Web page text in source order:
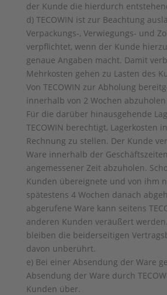
der Kunde die hierdurch
d) TECOWIN ist zur Beachtung
Verpackungs-, Verwiegungs- und
verpflichtet, wenn der Kunde
genaue Angaben macht. Damit
Mehrkosten gehen zu Lasten des
Von TECOWIN zur Abholung
innerhalb von 2 Wochen
Für die darüber hinausgehende
TECOWIN berechtigt, Lagerkosten
Rechnung zu stellen. Der Kunde
Ware innerhalb der
angemessener Zeit abzuholen.
Kunden übereignete und von ihm
spätestens 4 Wochen danach
abgerufene Ware kann seitens
anderen Kunden veräußert
bleiben die beiderseitigen
davon unberührt.
e) Bei einer Absendung der Ware
Absendung der Ware durch
Kunden über.